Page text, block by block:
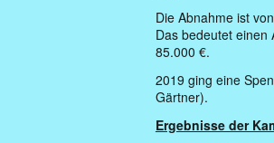
Die Abnahme ist
Das bedeutet einen
85.000 €.
2019 ging eine
Gärtner).
Ergebnisse der